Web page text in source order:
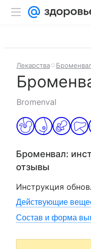
Лекарства
Bromenval
Броменвал:
отзывы
Инструкция
Действующие
Состав и форма